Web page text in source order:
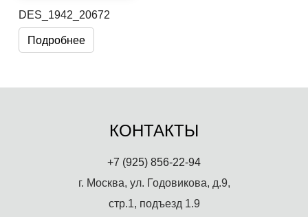
DES_1942_20672
Подробнее
КОНТАКТЫ
+7 (925) 856-22-94
г. Москва, ул. Годовикова, д.9,
стр.1, подъезд 1.9